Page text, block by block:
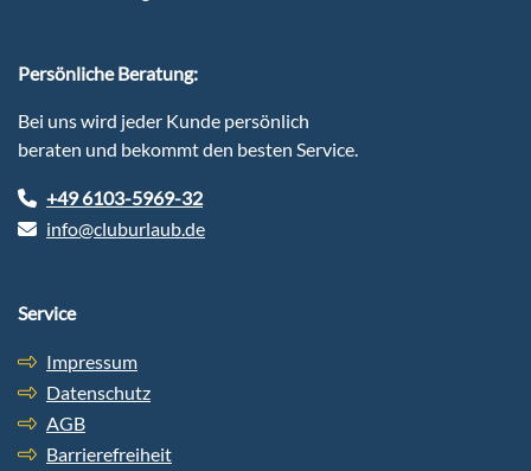
Persönliche Beratung:
Bei uns wird jeder Kunde persönlich
beraten und bekommt den besten Service.
+49 6103-5969-32
info@cluburlaub.de
Service
Impressum
Datenschutz
AGB
Barrierefreiheit